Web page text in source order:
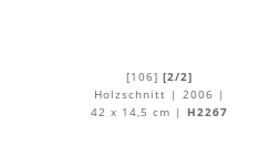
[106] [2/2]
Holzschnitt | 2006 |
42 x 14,5 cm |
H2267